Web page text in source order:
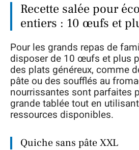
Recette salée pour
entiers : 10 œufs et
Pour les grands repas de
disposer de 10 œufs et plus
des plats généreux, comme
pâte ou des soufflés au
nourrissantes sont parfaites
grande tablée tout en
ressources disponibles.
Quiche sans pâte XXL